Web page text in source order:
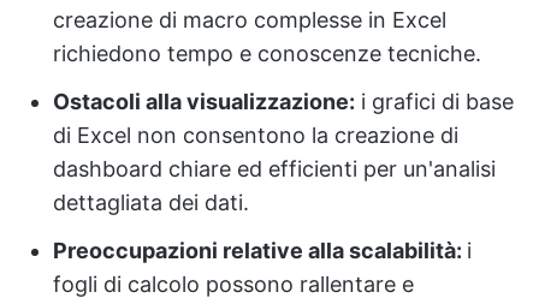
creazione di macro complesse in Excel
richiedono tempo e conoscenze tecniche.
Ostacoli alla visualizzazione: i grafici di base
di Excel non consentono la creazione di
dashboard chiare ed efficienti per un'analisi
dettagliata dei dati.
Preoccupazioni relative alla scalabilità: i
fogli di calcolo possono rallentare e